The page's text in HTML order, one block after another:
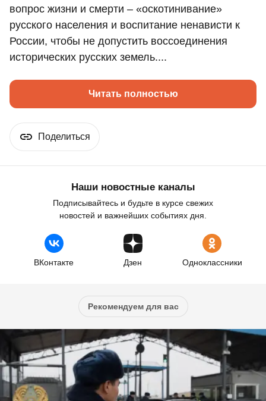
вопрос жизни и смерти – «оскотинивание»
русского населения и воспитание ненависти к
России, чтобы не допустить воссоединения
исторических русских земель....
Читать полностью
Поделиться
Наши новостные каналы
Подписывайтесь и будьте в курсе свежих
новостей и важнейших событиях дня.
ВКонтакте Дзен Одноклассники
Рекомендуем для вас